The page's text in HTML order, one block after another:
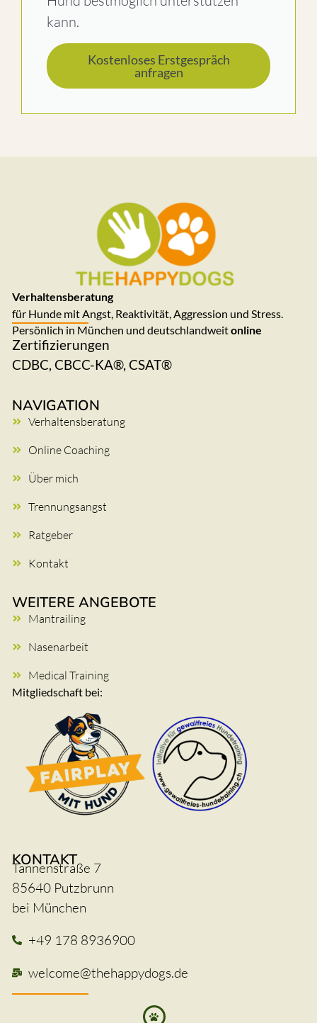
kann.
Kostenloses Erstgespräch
anfragen
Verhaltensberatung
für Hunde mit Angst, Reaktivität, Aggression und Stress.
Persönlich in München und deutschlandweitonline
Zertifizierungen
CDBC, CBCC-KA®, CSAT®
NAVIGATION
Verhaltensberatung
Online Coaching
Über mich
Trennungsangst
Ratgeber
Kontakt
WEITERE ANGEBOTE
Mantrailing
Nasenarbeit
Medical Training
Mitgliedschaft bei:
KONTAKT
Tannenstraße 7
85640 Putzbrunn
bei München
+49 178 8936900
welcome@thehappydogs.de